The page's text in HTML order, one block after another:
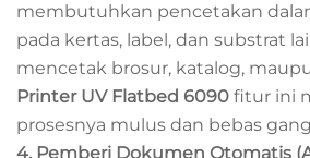
membutuhkan pencetakan
pada kertas, label, dan substrat
mencetak brosur, katalog,
Printer UV Flatbed 6090 fitur ini
prosesnya mulus dan bebas
4. Pemberi Dokumen Otomatis